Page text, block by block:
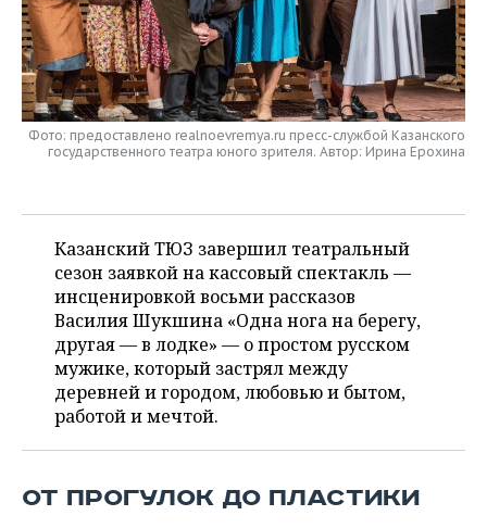
НЕФТЕХИМИЯ
НЕФТЬ
ОПК
ЭНЕРГЕТИКА
РОЗНИЧНАЯ ТОРГОВЛЯ
ТРАНСПОРТ
УСЛУГИ
НОВОСТИ ТЕХНОЛОГИЙ
IT
МЕДИА
МЕРОПРИЯТИЯ
НОВОСТИ МЕРОПРИЯТИЙ
ВЫЕЗДНАЯ РЕДАКЦИЯ
ONLINE-КОНФЕРЕНЦИИ
ОТКРЫТАЯ ЛЕКЦИЯ
СПОРТ
НОВОСТИ СПОРТА
ХОККЕЙ
БАСКЕТБОЛ
ВОЛЕЙБОЛ
КИБЕРСПОРТ
ВОДНЫЕ ВИДЫ СПОРТА
ОБЩЕСТВО
ВЛАСТЬ
ИНФРАСТРУКТУРА
ИСТОРИЯ
КУЛЬТУРА
ОБРАЗОВАНИЕ
СЮЖЕТЫ
СПРАВОЧНИК
СПИСОК ПЕРСОН
СПИСОК КОМПАНИЙ
ПОЛНАЯ ВЕРСИЯ
Фото: предоставлено realnoevremya.ru пресс-службой Казанского
государственного театра юного зрителя. Автор: Ирина Ерохина
Казанский ТЮЗ завершил театральный
сезон заявкой на кассовый спектакль —
инсценировкой восьми рассказов
Василия Шукшина «Одна нога на берегу,
другая — в лодке» — о простом русском
мужике, который застрял между
деревней и городом, любовью и бытом,
работой и мечтой.
ОТ ПРОГУЛОК ДО ПЛАСТИКИ